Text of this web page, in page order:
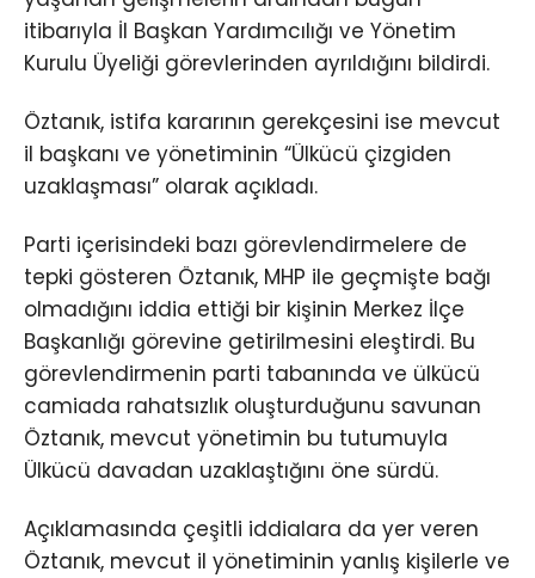
itibarıyla İl Başkan Yardımcılığı ve Yönetim
Kurulu Üyeliği görevlerinden ayrıldığını bildirdi.
Öztanık, istifa kararının gerekçesini ise mevcut
il başkanı ve yönetiminin “Ülkücü çizgiden
uzaklaşması” olarak açıkladı.
Parti içerisindeki bazı görevlendirmelere de
tepki gösteren Öztanık, MHP ile geçmişte bağı
olmadığını iddia ettiği bir kişinin Merkez İlçe
Başkanlığı görevine getirilmesini eleştirdi. Bu
görevlendirmenin parti tabanında ve ülkücü
camiada rahatsızlık oluşturduğunu savunan
Öztanık, mevcut yönetimin bu tutumuyla
Ülkücü davadan uzaklaştığını öne sürdü.
Açıklamasında çeşitli iddialara da yer veren
Öztanık, mevcut il yönetiminin yanlış kişilerle ve